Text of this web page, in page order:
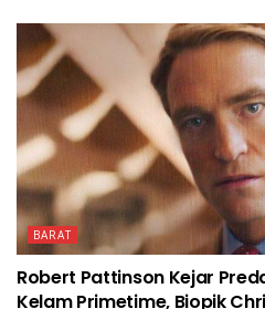
BARAT
Robert Pattinson Kejar
Kelam Primetime, Biopik